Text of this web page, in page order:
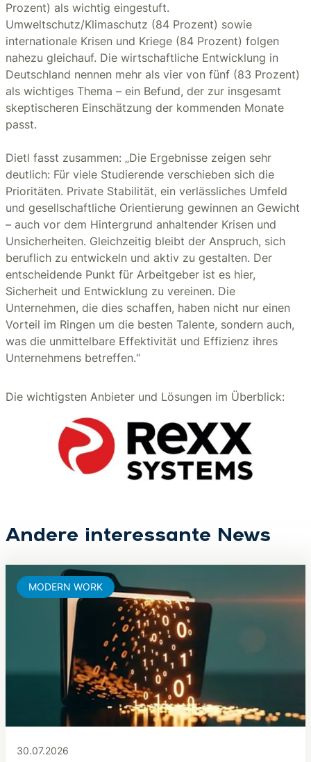
Prozent) als wichtig eingestuft.
Umweltschutz/Klimaschutz (84 Prozent) sowie
internationale Krisen und Kriege (84 Prozent) folgen
nahezu gleichauf. Die wirtschaftliche Entwicklung in
Deutschland nennen mehr als vier von fünf (83 Prozent)
als wichtiges Thema – ein Befund, der zur insgesamt
skeptischeren Einschätzung der kommenden Monate
passt.
Dietl fasst zusammen: „Die Ergebnisse zeigen sehr
deutlich: Für viele Studierende verschieben sich die
Prioritäten. Private Stabilität, ein verlässliches Umfeld
und gesellschaftliche Orientierung gewinnen an Gewicht
– auch vor dem Hintergrund anhaltender Krisen und
Unsicherheiten. Gleichzeitig bleibt der Anspruch, sich
beruflich zu entwickeln und aktiv zu gestalten. Der
entscheidende Punkt für Arbeitgeber ist es hier,
Sicherheit und Entwicklung zu vereinen. Die
Unternehmen, die dies schaffen, haben nicht nur einen
Vorteil im Ringen um die besten Talente, sondern auch,
was die unmittelbare Effektivität und Effizienz ihres
Unternehmens betreffen.“
Die wichtigsten Anbieter und Lösungen im Überblick:
Andere interessante News
30.07.2026
MODERN WORK